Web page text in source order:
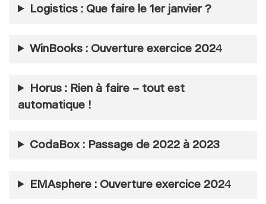
Logistics : Que faire le 1er janvier ?
WinBooks : Ouverture exercice 2024
Horus : Rien à faire – tout est
automatique !
CodaBox : Passage de 2022 à 2023
EMAsphere : Ouverture exercice 2024